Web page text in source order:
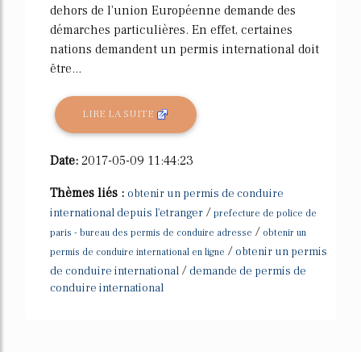
dehors de l'union Européenne demande des
démarches particulières. En effet, certaines
nations demandent un permis international doit
être...
LIRE LA SUITE
Date: 2017-05-09 11:44:23
Thèmes liés : obtenir un permis de conduire
international depuis l'etranger / prefecture de police de
paris - bureau des permis de conduire adresse / obtenir un
permis de conduire international en ligne / obtenir un permis
de conduire international / demande de permis de
conduire international